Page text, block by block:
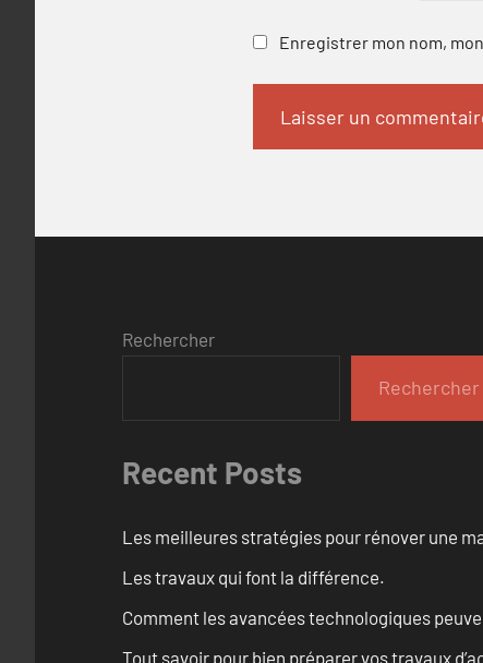
Enregistrer mon nom,
Rechercher
Rechercher
Recent Posts
Les meilleures stratégies pour rénover une
Les travaux qui font la différence.
Comment les avancées technologiques
Tout savoir pour bien préparer vos travaux